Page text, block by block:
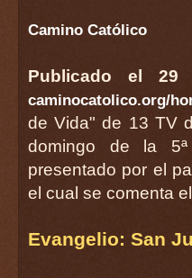
Camino Católico
Publicado el 29
caminocatolico.org/
de Vida" de 13 TV
domingo de la
presentado por el
el cual se comenta
Evangelio: San